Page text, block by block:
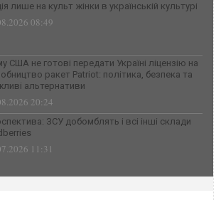
лише на культ жінки в українській культурі
08:49
США не готові передати Україні ліцензію на
ракет Patriot: політика, безпека та
альтернативи
20:24
ЗСУ добомблять і всі інші склади
11:31